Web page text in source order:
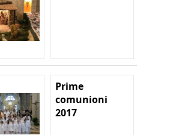
Prime
comunioni
2017